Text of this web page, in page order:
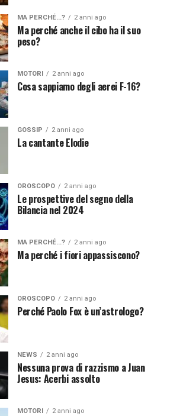
MA PERCHÉ...? 2 anni ago
Ma perché anche il cibo ha il suo
peso?
MOTORI 2 anni ago
Cosa sappiamo degli aerei F-16?
GOSSIP 2 anni ago
La cantante Elodie
OROSCOPO 2 anni ago
Le prospettive del segno della
Bilancia nel 2024
MA PERCHÉ...? 2 anni ago
Ma perché i fiori appassiscono?
OROSCOPO 2 anni ago
Perché Paolo Fox è un’astrologo?
NEWS 2 anni ago
Nessuna prova di razzismo a Juan
Jesus: Acerbi assolto
MOTORI 2 anni ago